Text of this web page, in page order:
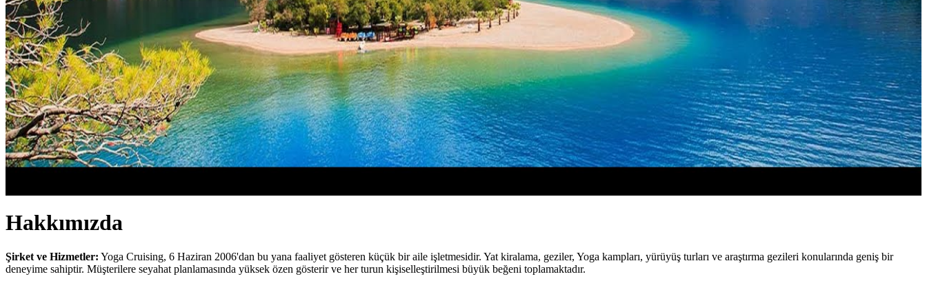
Hakkımızda
Şirket ve Hizmetler: Yoga Cruising, 6 Haziran 2006'dan bu yana faaliyet gösteren küçük bir aile işletmesidir. Yat kiralama, geziler, Yoga kampları, yürüyüş turları ve araştırma gezileri konularında geniş bir
deneyime sahiptir. Müşterilere seyahat planlamasında yüksek özen gösterir ve her turun kişiselleştirilmesi büyük beğeni toplamaktadır.